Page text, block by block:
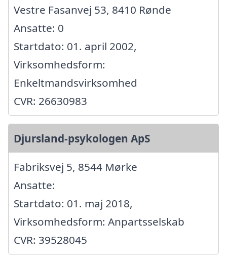
Vestre Fasanvej 53, 8410 Rønde
Ansatte: 0
Startdato: 01. april 2002,
Virksomhedsform:
Enkeltmandsvirksomhed
CVR: 26630983
Djursland-psykologen ApS
Fabriksvej 5, 8544 Mørke
Ansatte:
Startdato: 01. maj 2018,
Virksomhedsform: Anpartsselskab
CVR: 39528045